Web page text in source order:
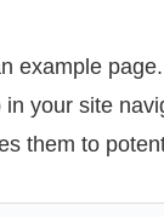
example
in your site
them to